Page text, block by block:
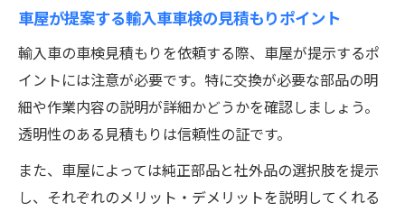
車屋が提案する輸入車車検の見積もりポイント
輸入車の車検見積もりを依頼する際、車屋が提示するポ
イントには注意が必要です。特に交換が必要な部品の明
細や作業内容の説明が詳細かどうかを確認しましょう。
透明性のある見積もりは信頼性の証です。
また、車屋によっては純正部品と社外品の選択肢を提示
し、それぞれのメリット・デメリットを説明してくれる